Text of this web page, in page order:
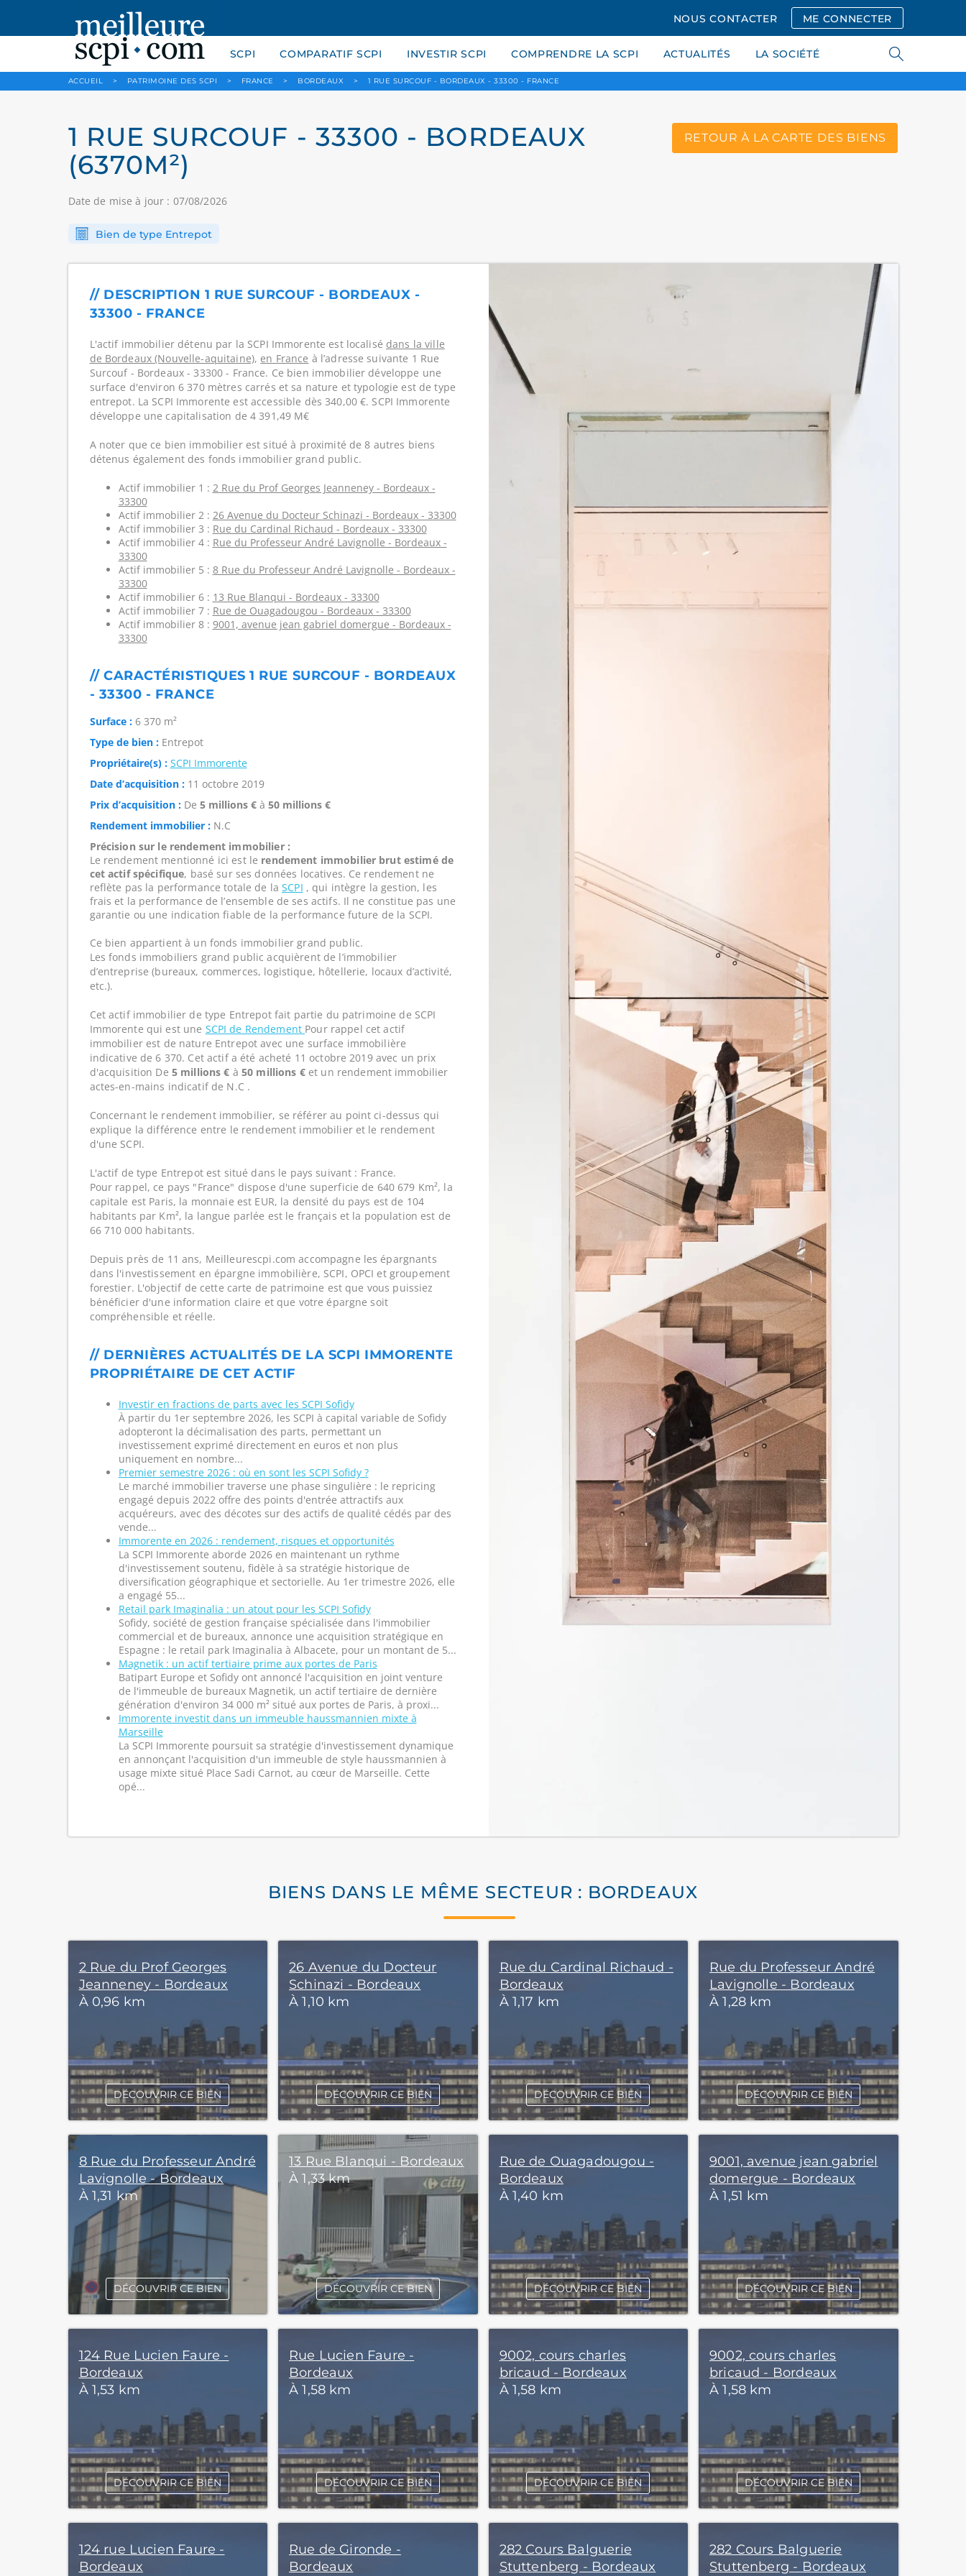
NOUS CONTACTER ME CONNECTER
SCPI COMPARATIF SCPI INVESTIR SCPI COMPRENDRE LA SCPI ACTUALITÉS LA SOCIÉTÉ
ACCUEIL > PATRIMOINE DES SCPI > FRANCE > BORDEAUX > 1 RUE SURCOUF - BORDEAUX - 33300 - FRANCE
1 RUE SURCOUF - 33300 - BORDEAUX
(6370M²)
Date de mise à jour : 07/08/2026
RETOUR À LA CARTE DES BIENS
Bien de type Entrepot
// DESCRIPTION 1 RUE SURCOUF - BORDEAUX -
33300 - FRANCE
L'actif immobilier détenu par la SCPI Immorente est localisé dans la ville
de Bordeaux (Nouvelle-aquitaine), en France à l’adresse suivante 1 Rue
Surcouf - Bordeaux - 33300 - France. Ce bien immobilier développe une
surface d'environ 6 370 mètres carrés et sa nature et typologie est de type
entrepot. La SCPI Immorente est accessible dès 340,00 €. SCPI Immorente
développe une capitalisation de 4 391,49 M€
A noter que ce bien immobilier est situé à proximité de 8 autres biens
détenus également des fonds immobilier grand public.
Actif immobilier 1 : 2 Rue du Prof Georges Jeanneney - Bordeaux -
33300
Actif immobilier 2 : 26 Avenue du Docteur Schinazi - Bordeaux - 33300
Actif immobilier 3 : Rue du Cardinal Richaud - Bordeaux - 33300
Actif immobilier 4 : Rue du Professeur André Lavignolle - Bordeaux -
33300
Actif immobilier 5 : 8 Rue du Professeur André Lavignolle - Bordeaux -
33300
Actif immobilier 6 : 13 Rue Blanqui - Bordeaux - 33300
Actif immobilier 7 : Rue de Ouagadougou - Bordeaux - 33300
Actif immobilier 8 : 9001, avenue jean gabriel domergue - Bordeaux -
33300
// CARACTÉRISTIQUES 1 RUE SURCOUF - BORDEAUX
- 33300 - FRANCE
Surface :6 370 m²
Type de bien :Entrepot
Propriétaire(s) : SCPI Immorente
Date d’acquisition :11 octobre 2019
Prix d’acquisition :De 5 millions €à 50 millions €
Rendement immobilier :N.C
Précision sur le rendement immobilier :
Le rendement mentionné ici est le rendement immobilier brut estimé de
cet actif spécifique, basé sur ses données locatives. Ce rendement ne
reflète pas la performance totale de laSCPI , qui intègre la gestion, les
frais et la performance de l’ensemble de ses actifs. Il ne constitue pas une
garantie ou une indication fiable de la performance future de la SCPI.
Ce bien appartient à un fonds immobilier grand public.
Les fonds immobiliers grand public acquièrent de l’immobilier
d’entreprise (bureaux, commerces, logistique, hôtellerie, locaux d’activité,
etc.).
Cet actif immobilier de type Entrepot fait partie du patrimoine de SCPI
Immorente qui est une SCPI de Rendement Pour rappel cet actif
immobilier est de nature Entrepot avec une surface immobilière
indicative de 6 370. Cet actif a été acheté 11 octobre 2019 avec un prix
d'acquisition De 5 millions € à 50 millions €et un rendement immobilier
actes-en-mains indicatif de N.C .
Concernant le rendement immobilier, se référer au point ci-dessus qui
explique la différence entre le rendement immobilier et le rendement
d'une SCPI.
L'actif de type Entrepot est situé dans le pays suivant : France.
Pour rappel, ce pays "France" dispose d'une superficie de 640 679 Km², la
capitale est Paris, la monnaie est EUR, la densité du pays est de 104
habitants par Km², la langue parlée est le français et la population est de
66 710 000 habitants.
Depuis près de 11 ans, Meilleurescpi.com accompagne les épargnants
dans l'investissement en épargne immobilière, SCPI, OPCI et groupement
forestier. L'objectif de cette carte de patrimoine est que vous puissiez
bénéficier d'une information claire et que votre épargne soit
compréhensible et réelle.
// DERNIÈRES ACTUALITÉS DE LA SCPI IMMORENTE
PROPRIÉTAIRE DE CET ACTIF
Investir en fractions de parts avec les SCPI Sofidy
À partir du 1er septembre 2026, les SCPI à capital variable de Sofidy
adopteront la décimalisation des parts, permettant un
investissement exprimé directement en euros et non plus
uniquement en nombre...
Premier semestre 2026 : où en sont les SCPI Sofidy ?
Le marché immobilier traverse une phase singulière : le repricing
engagé depuis 2022 offre des points d'entrée attractifs aux
acquéreurs, avec des décotes sur des actifs de qualité cédés par des
vende...
Immorente en 2026 : rendement, risques et opportunités
La SCPI Immorente aborde 2026 en maintenant un rythme
d'investissement soutenu, fidèle à sa stratégie historique de
diversification géographique et sectorielle. Au 1er trimestre 2026, elle
a engagé 55...
Retail park Imaginalia : un atout pour les SCPI Sofidy
Sofidy, société de gestion française spécialisée dans l'immobilier
commercial et de bureaux, annonce une acquisition stratégique en
Espagne : le retail park Imaginalia à Albacete, pour un montant de 5...
Magnetik : un actif tertiaire prime aux portes de Paris
Batipart Europe et Sofidy ont annoncé l'acquisition en joint venture
de l'immeuble de bureaux Magnetik, un actif tertiaire de dernière
génération d'environ 34 000 m² situé aux portes de Paris, à proxi...
Immorente investit dans un immeuble haussmannien mixte à
Marseille
La SCPI Immorente poursuit sa stratégie d'investissement dynamique
en annonçant l'acquisition d'un immeuble de style haussmannien à
usage mixte situé Place Sadi Carnot, au cœur de Marseille. Cette
opé...
BIENS DANS LE MÊME SECTEUR : BORDEAUX
2 Rue du Prof Georges
Jeanneney - Bordeaux
À 0,96 km
DÉCOUVRIR CE BIEN
26 Avenue du Docteur
Schinazi - Bordeaux
À 1,10 km
DÉCOUVRIR CE BIEN
Rue du Cardinal Richaud -
Bordeaux
À 1,17 km
DÉCOUVRIR CE BIEN
Rue du Professeur André
Lavignolle - Bordeaux
À 1,28 km
DÉCOUVRIR CE BIEN
8 Rue du Professeur André
Lavignolle - Bordeaux
À 1,31 km
DÉCOUVRIR CE BIEN
13 Rue Blanqui - Bordeaux
À 1,33 km
DÉCOUVRIR CE BIEN
Rue de Ouagadougou -
Bordeaux
À 1,40 km
DÉCOUVRIR CE BIEN
9001, avenue jean gabriel
domergue - Bordeaux
À 1,51 km
DÉCOUVRIR CE BIEN
124 Rue Lucien Faure -
Bordeaux
À 1,53 km
DÉCOUVRIR CE BIEN
Rue Lucien Faure -
Bordeaux
À 1,58 km
DÉCOUVRIR CE BIEN
9002, cours charles
bricaud - Bordeaux
À 1,58 km
DÉCOUVRIR CE BIEN
9002, cours charles
bricaud - Bordeaux
À 1,58 km
DÉCOUVRIR CE BIEN
124 rue Lucien Faure -
Bordeaux
Rue de Gironde -
Bordeaux
282 Cours Balguerie
Stuttenberg - Bordeaux
282 Cours Balguerie
Stuttenberg - Bordeaux